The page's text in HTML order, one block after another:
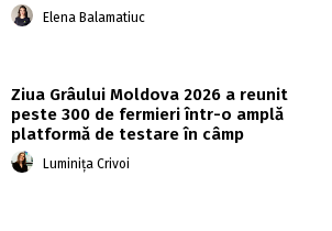
Elena Balamatiuc
Ziua Grâului Moldova 2026 a reunit
peste 300 de fermieri într-o amplă
platformă de testare în câmp
Luminița Crivoi